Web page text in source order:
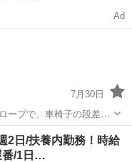
Ad
7月30日
す。
スロープ
2日/扶養内勤務！時給
番/1日…